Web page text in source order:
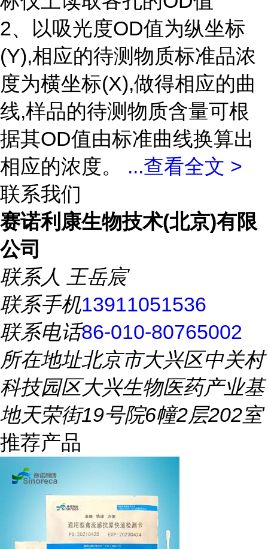
2、以吸光度OD值为纵坐标
(Y),相应的待测物质标准品浓
度为横坐标(X),做得相应的曲
线,样品的待测物质含量可根
据其OD值由标准曲线换算出
相应的浓度。 ...查看全文 >
联系我们
赛诺利康生物技术(北京)有限
公司
联系人 王岳宸
联系手机13911051536
联系电话86-010-80765002
所在地址北京市大兴区中关村
科技园区大兴生物医药产业基
地天荣街19号院6幢2层202室
推荐产品